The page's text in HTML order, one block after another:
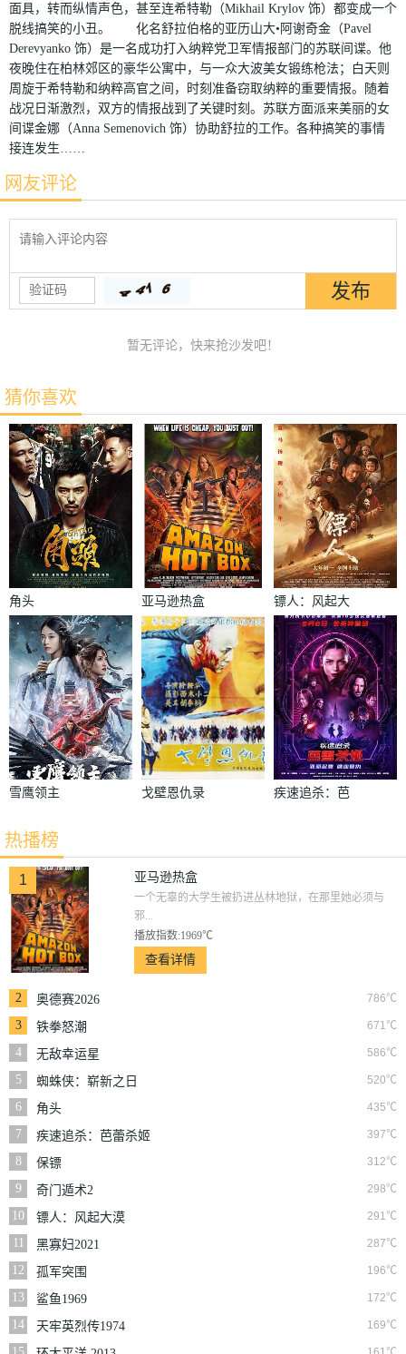
面具，转而纵情声色，甚至连希特勒（Mikhail Krylov 饰）都变成一个
脱线搞笑的小丑。 化名舒拉伯格的亚历山大•阿谢奇金（Pavel
Derevyanko 饰）是一名成功打入纳粹党卫军情报部门的苏联间谍。他
夜晚住在柏林郊区的豪华公寓中，与一众大波美女锻练枪法；白天则
周旋于希特勒和纳粹高官之间，时刻准备窃取纳粹的重要情报。随着
战况日渐激烈，双方的情报战到了关键时刻。苏联方面派来美丽的女
间谍金娜（Anna Semenovich 饰）协助舒拉的工作。各种搞笑的事情
接连发生……
网友评论
暂无评论，快来抢沙发吧！
猜你喜欢
角头 亚马逊热盒
镖人：风起大
漠
雪鹰领主 戈壁恩仇录
疾速追杀：芭
热播榜
1 亚马逊热盒
一个无辜的大学生被扔进丛林地狱，在那里她必须与
邪...
播放指数:1969℃
查看详情
2 786℃
奥德赛2026
3
671℃
铁拳怒潮
4
586℃
无敌幸运星
5
520℃
蜘蛛侠：崭新之日
6
435℃
角头
7
397℃
疾速追杀：芭蕾杀姬
8
312℃
保镖
9
298℃
奇门遁术2
10
291℃
镖人：风起大漠
11
287℃
黑寡妇2021
12
196℃
孤军突围
13
172℃
鲨鱼1969
14
169℃
天牢英烈传1974